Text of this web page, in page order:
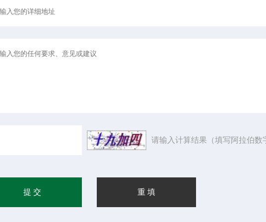
请输入计算结果（填写阿拉伯数